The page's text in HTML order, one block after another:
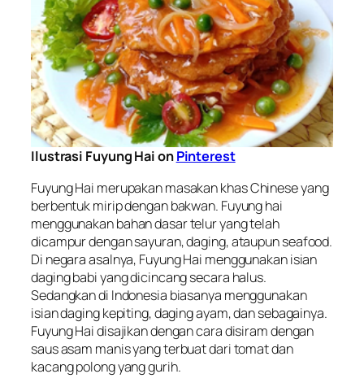
Ilustrasi Fuyung Hai onPinterest
Fuyung Hai merupakan masakan khasChineseyang
berbentuk mirip dengan bakwan. Fuyung hai
menggunakan bahan dasar telur yang telah
dicampur dengan sayuran, daging, ataupunseafood.
Di negara asalnya, Fuyung Hai menggunakan isian
daging babi yang dicincang secara halus.
Sedangkan di Indonesia biasanya menggunakan
isian daging kepiting, daging ayam, dan sebagainya.
Fuyung Hai disajikan dengan cara disiram dengan
saus asam manis yang terbuat dari tomat dan
kacang polong yang gurih.